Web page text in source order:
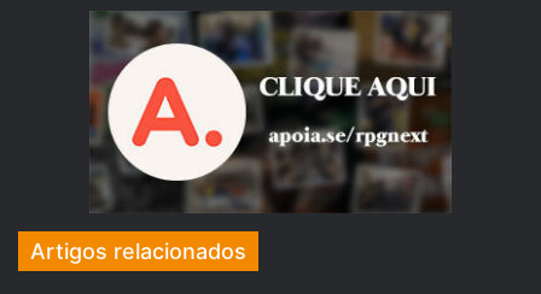
Nossa Campanha do PADRIM está no AR! Acesse e
veja nossas Metas e Recompensas para os patronos.
https://www.padrim.com.br/rpgnext
Artigos relacionados